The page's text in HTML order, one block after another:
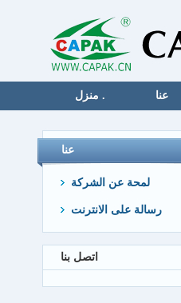
منزل . عنا
عنا
لمحة عن الشركة
رسالة على الانترنت
اتصل بنا